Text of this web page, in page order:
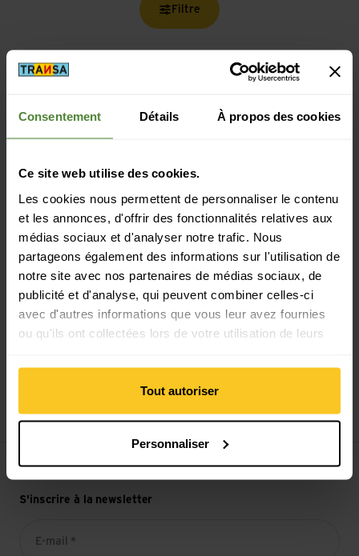
Consentement Détails À propos des cookies
Ce site web utilise des cookies.
Les cookies nous permettent de personnaliser le contenu
et les annonces, d'offrir des fonctionnalités relatives aux
médias sociaux et d'analyser notre trafic. Nous
partageons également des informations sur l'utilisation de
notre site avec nos partenaires de médias sociaux, de
publicité et d'analyse, qui peuvent combiner celles-ci
avec d'autres informations que vous leur avez fournies
ou qu'ils ont collectées lors de votre utilisation de leurs
Tout autoriser
Personnaliser
Filtre
Paiement sécurisé avec Twint, Visa et plus encore
S'inscrire à la newsletter
E-mail *